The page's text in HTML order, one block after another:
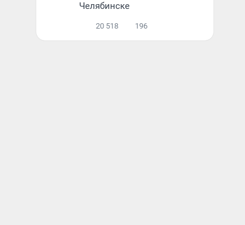
Челябинске
20 518 196